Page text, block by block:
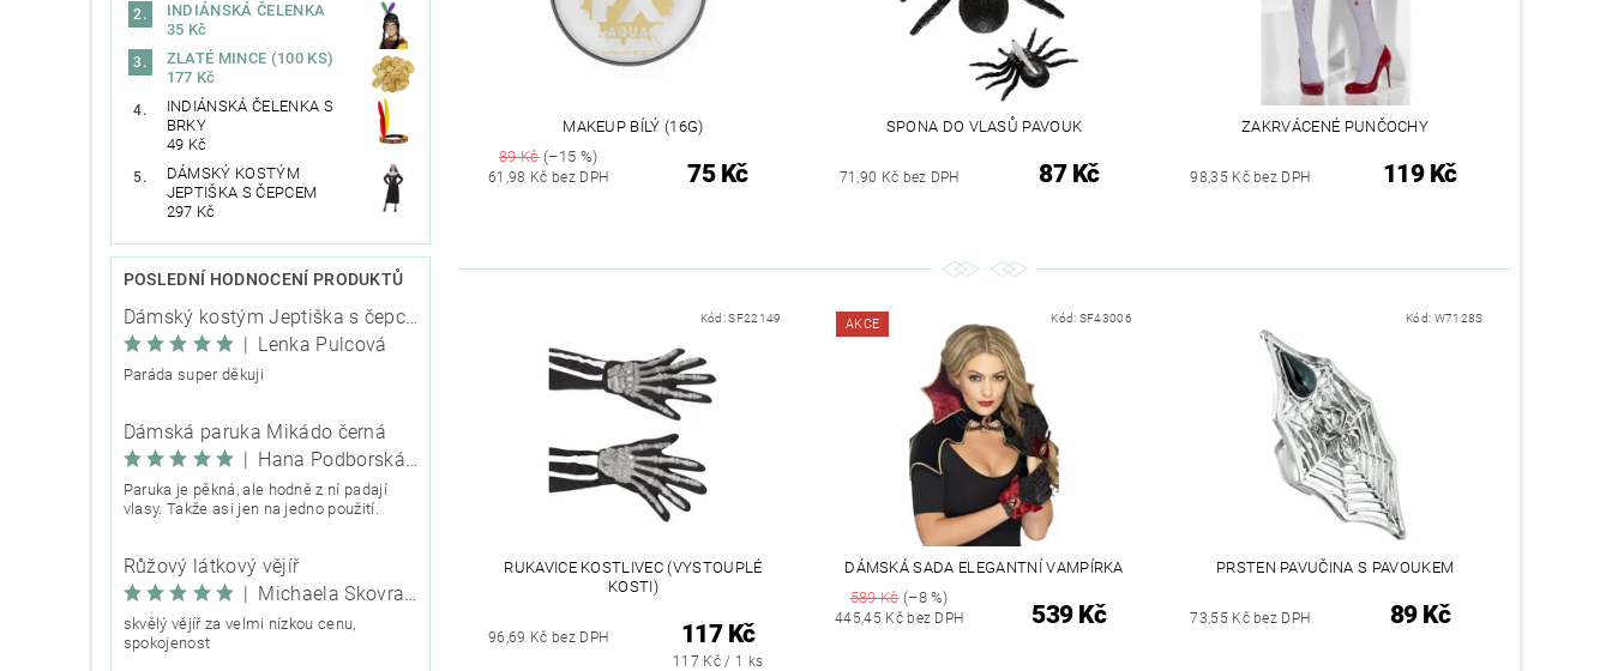
INDIÁNSKÁ ČELENKA
35 Kč
ZLATÉ MINCE (100 KS)
177 Kč
INDIÁNSKÁ ČELENKA S
BRKY
49 Kč
DÁMSKÝ KOSTÝM
JEPTIŠKA S ČEPCEM
297 Kč
POSLEDNÍ HODNOCENÍ PRODUKTŮ
Dámský kostým Jeptiška s čepcem
Lenka Pulcová
Paráda super děkuji
Dámská paruka Mikádo černá
Hana Podborská TRIXIE
Paruka je pěkná, ale hodně z ní padají
vlasy. Takže asi jen na jedno použití.
Růžový látkový vějíř
Michaela Škovranová
skvělý vějíř za velmi nízkou cenu,
spokojenost
MAKEUP BÍLÝ (16G)
89 Kč(–15 %)
61,98 Kč bez DPH 75 Kč
SPONA DO VLASŮ PAVOUK
71,90 Kč bez DPH 87 Kč
ZAKRVÁCENÉ PUNČOCHY
98,35 Kč bez DPH 119 Kč
Kód:SF22149
RUKAVICE KOSTLIVEC (VYSTOUPLÉ
KOSTI)
96,69 Kč bez DPH 117 Kč
117 Kč / 1 ks
AKCE Kód: SF43006
DÁMSKÁ SADA ELEGANTNÍ VAMPÍRKA
589 Kč(–8 %)
445,45 Kč bez DPH 539 Kč
Kód: W7128S
PRSTEN PAVUČINA S PAVOUKEM
73,55 Kč bez DPH 89 Kč